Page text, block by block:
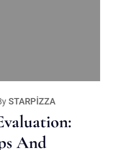
STARPIZZA
And